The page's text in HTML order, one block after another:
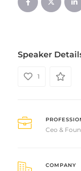
Speaker
1
Ceo &
COMPANY